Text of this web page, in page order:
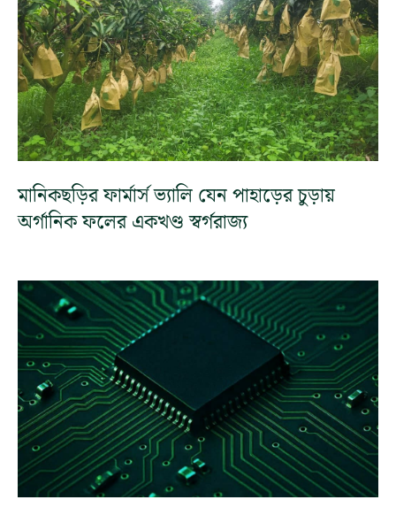
মানিকছড়ির ফার্মার্স ভ্যালি যেন পাহাড়ের চুড়ায়
অর্গানিক ফলের একখণ্ড স্বর্গরাজ্য